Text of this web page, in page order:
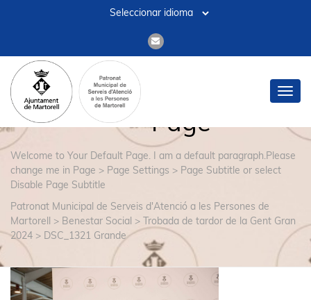
Page
Welcome to Your Default Page. I am a default paragraph.Please
change me in Page > Page Settings > Page Subtitle or select
Disable Page Subtitle
Patronat Municipal de Serveis d'Atenció a les Persones de
Martorell > Benestar Social > Trobada de tardor de la Gent Gran
2024 > DSC_1321 Grande